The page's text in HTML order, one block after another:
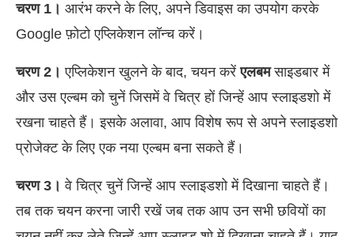
चरण 1। आरंभ करने के लिए, अपने डिवाइस का उपयोग करके
Google फ़ोटो एप्लिकेशन लॉन्च करें।
चरण 2। एप्लिकेशन खुलने के बाद, चयन करेंएलबमसाइडबार में
और उस एल्बम को चुनें जिसमें वे चित्र हों जिन्हें आप स्लाइडशो में
रखना चाहते हैं। इसके अलावा, आप विशेष रूप से अपने स्लाइडशो
प्रोजेक्ट के लिए एक नया एल्बम बना सकते हैं।
चरण 3। वे चित्र चुनें जिन्हें आप स्लाइडशो में दिखाना चाहते हैं।
तब तक चयन करना जारी रखें जब तक आप उन सभी छवियों का